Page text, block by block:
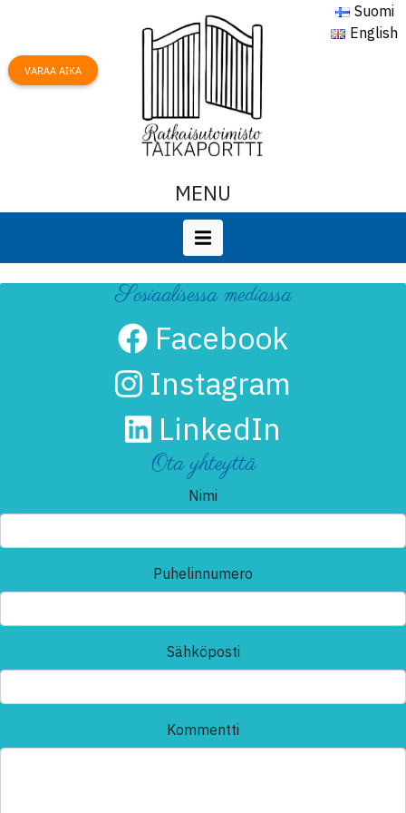
Suomi
English
MENU
VARAA AIKA
Sosiaalisessa mediassa
Facebook
Instagram
LinkedIn
Ota yhteyttä
Nimi
Puhelinnumero
Sähköposti
Kommentti